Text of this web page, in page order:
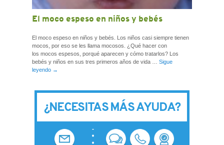
El moco espeso en niños y bebés
El moco espeso en niños y bebés. Los niños casi siempre tienen
mocos, por eso se les llama mocosos. ¿Qué hacer con
los mocos espesos, porqué aparecen y cómo tratarlos? Los
bebés y niños en sus tres primeros años de vida … Sigue
leyendo →
¿NECESITAS MÁS AYUDA?